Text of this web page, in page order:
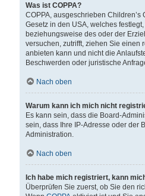
Was ist COPPA?
COPPA, ausgeschrieben
Gesetz in den USA, welches
beziehungsweise des oder der
versuchen, zutrifft, ziehen Sie einen
anbieten kann und nicht die
Beschwerden oder juristische
Nach oben
Warum kann ich mich nicht
Es kann sein, dass die Board-
sein, dass Ihre IP-Adresse oder der
Administration.
Nach oben
Ich habe mich registriert, kann
Überprüfen Sie zuerst, ob Sie den